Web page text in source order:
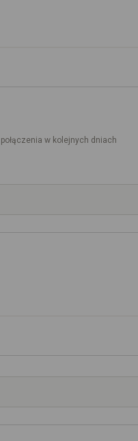
w kolejnych dniach